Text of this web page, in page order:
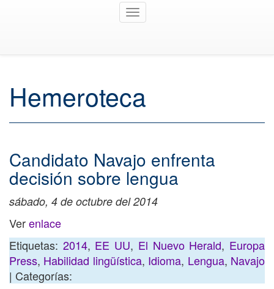
Toggle
Hemeroteca
Candidato Navajo enfrenta
decisión sobre lengua
sábado, 4 de octubre del 2014
Verenlace
Etiquetas: 2014, EE UU, El Nuevo Herald, Europa
Press, Habilidad lingüística, Idioma, Lengua, Navajo
| Categorías: